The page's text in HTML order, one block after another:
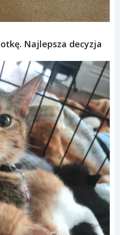
Najlepsza decyzja